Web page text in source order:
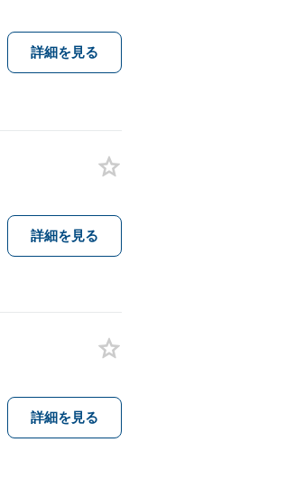
詳細を見る
詳細を見る
詳細を見る